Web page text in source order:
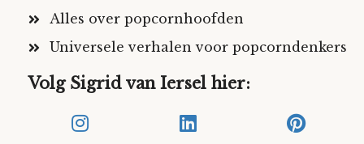
Alles over popcornhoofden
Universele verhalen voor popcorndenkers
Volg Sigrid van Iersel hier: